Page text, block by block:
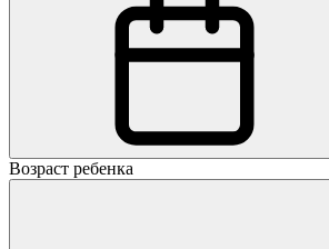
Возраст ребенка